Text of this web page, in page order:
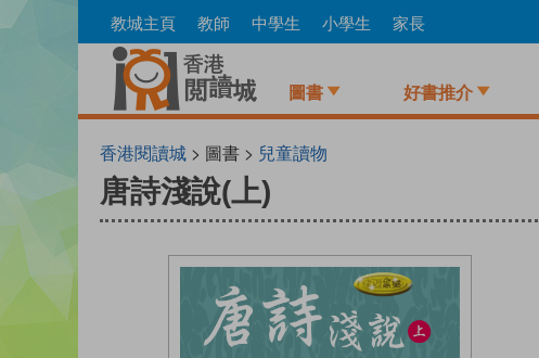
to
教城主頁 教師 中學生 小學生 家長
圖書 好書推介
香港閱讀城 > 圖書 > 兒童讀物
唐詩淺說(上)